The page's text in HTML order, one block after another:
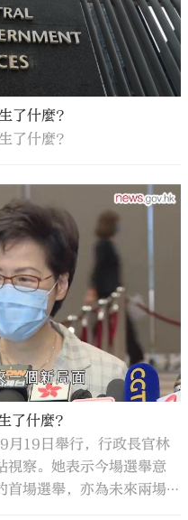
了什麼？
了什麼？
了什麼？
月19日舉行，行政長官林
視察。她表示今場選舉意
首場選舉，亦為未來兩場